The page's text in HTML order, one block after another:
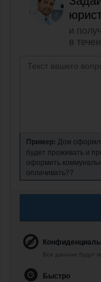
и
в
Пример: Дом
будет проживать и
оформить
оплачивать??
Все данные будут
Быстро